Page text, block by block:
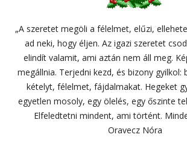
„A szeretet megöli a félelmet, elűzi,
ad neki, hogy éljen. Az igazi szeretet
elindít valamit, ami aztán nem áll meg.
megállnia. Terjedni kezd, és bizony gyilkol:
kételyt, félelmet, fájdalmakat. Hegeket
egyetlen mosoly, egy ölelés, egy őszinte
Elfeledtetni mindent, ami történt.
Oravecz Nóra